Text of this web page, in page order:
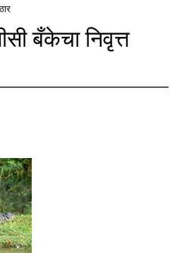
बँकेचा निवृत्त